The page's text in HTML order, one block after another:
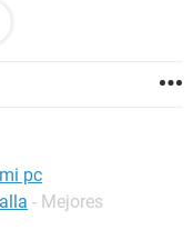
pc
- Mejores